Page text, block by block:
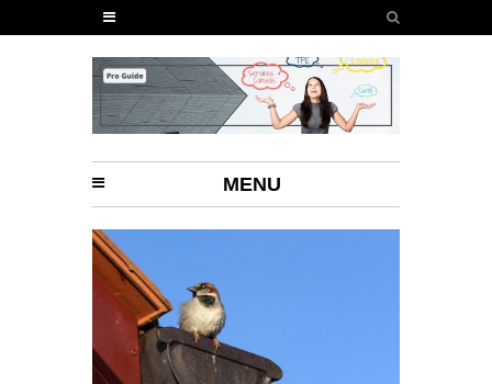
MENU